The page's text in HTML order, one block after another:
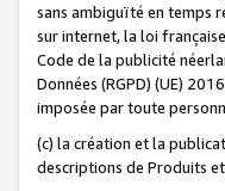
sans ambiguïté en temps
sur internet, la loi
Code de la publicité
Données (RGPD) (UE)
imposée par toute
(c) la création et la
descriptions de Produits